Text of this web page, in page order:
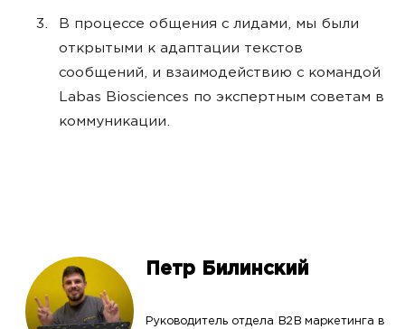
В процессе общения с лидами, мы были
открытыми к адаптации текстов
сообщений, и взаимодействию с командой
Labas Biosciences по экспертным советам в
коммуникации.
Петр Билинский
Руководитель отдела B2B маркетинга в